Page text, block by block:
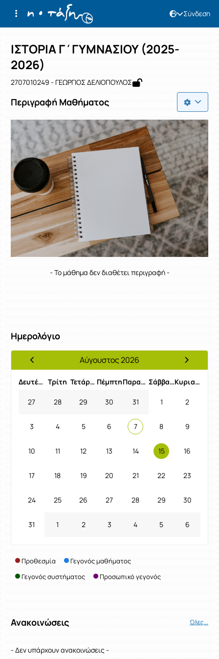
Σύνδεση
Αρχική Σελίδα
Μάθημα : ΙΣΤΟΡΙΑ Γ΄ΓΥΜΝΑΣΙΟΥ
Κωδικός : 2707010249
ΙΣΤΟΡΙΑ Γ΄ΓΥΜΝΑΣΙΟΥ (2025-
2026)
2707010249 - ΓΕΩΡΓΙΟΣ ΔΕΛΙΟΠΟΥΛΟΣ
Περιγραφή Μαθήματος
- Το μάθημα δεν διαθέτει περιγραφή -
Ημερολόγιο
Προηγούμενος ΜήναςΑύγουστος 2026
Επόμενος
Δευτέρα Τρίτη Τετάρτη Πέμπτη Παρασκευή Σάββατο Κυριακή
27 28 29 30 31 1 2
3 4 5 6 7 8 9
10 11 12 13 14 15 16
17 18 19 20 21 22 23
24 25 26 27 28 29 30
31 1 2 3 4 5 6
Προθεσμία
Γεγονός μαθήματος
Γεγονός συστήματος
Προσωπικό γεγονός
Ανακοινώσεις Όλες...
- Δεν υπάρχουν ανακοινώσεις -